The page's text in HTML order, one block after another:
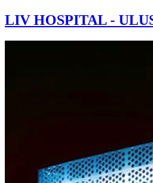
LIV HOSPITAL -